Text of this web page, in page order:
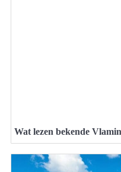
Wat lezen bekende